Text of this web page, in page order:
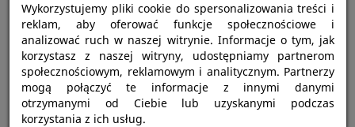
Wykorzystujemy pliki cookie do spersonalizowania treści i
reklam, aby oferować funkcje społecznościowe i
analizować ruch w naszej witrynie. Informacje o tym, jak
korzystasz z naszej witryny, udostępniamy partnerom
społecznościowym, reklamowym i analitycznym. Partnerzy
mogą połączyć te informacje z innymi danymi
otrzymanymi od Ciebie lub uzyskanymi podczas
korzystania z ich usług.